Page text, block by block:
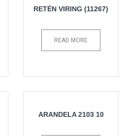
RETÉN VIRING (11267)
READ MORE
ARANDELA 2103 10